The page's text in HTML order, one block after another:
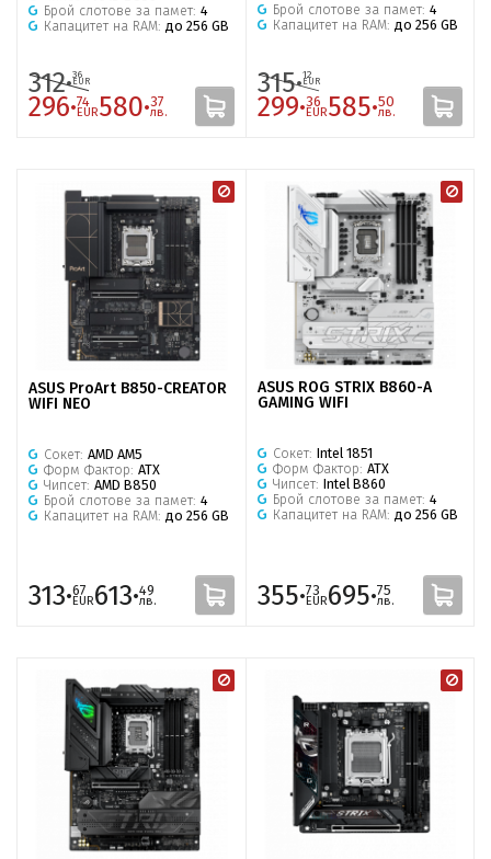
Брой слотове за памет: 4
Капацитет на RAM: до 256 GB
312·36
EUR
296·74
EUR580·37
лв.
Брой слотове за памет: 4
Капацитет на RAM: до 256 GB
315·12
EUR
299·36
EUR585·50
лв.
ASUS ProArt B850-CREATOR
WIFI NEO
Сокет: AMD AM5
Форм Фактор: ATX
Чипсет: AMD B850
Брой слотове за памет: 4
Капацитет на RAM: до 256 GB
313·67
EUR613·49
лв.
ASUS ROG STRIX B860-A
GAMING WIFI
Сокет: Intel 1851
Форм Фактор: ATX
Чипсет: Intel B860
Брой слотове за памет: 4
Капацитет на RAM: до 256 GB
355·73
EUR695·75
лв.